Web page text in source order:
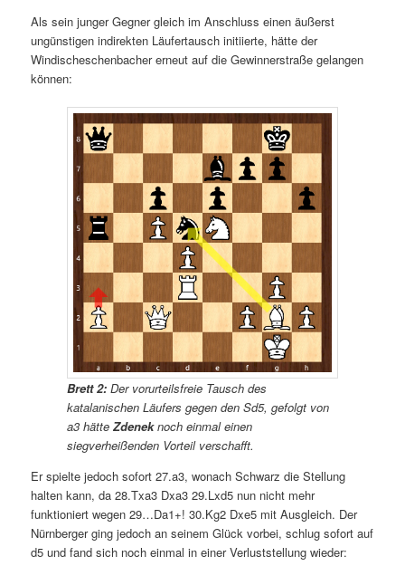
Als sein junger Gegner gleich im Anschluss einen äußerst
ungünstigen indirekten Läufertausch initiierte, hätte der
Windischeschenbacher erneut auf die Gewinnerstraße gelangen
können:
Brett 2: Der vorurteilsfreie Tausch des
katalanischen Läufers gegen den Sd5, gefolgt von
a3 hätteZdeneknoch einmal einen
siegverheißenden Vorteil verschafft.
Er spielte jedoch sofort 27.a3, wonach Schwarz die Stellung
halten kann, da 28.Txa3 Dxa3 29.Lxd5 nun nicht mehr
funktioniert wegen 29…Da1+! 30.Kg2 Dxe5 mit Ausgleich. Der
Nürnberger ging jedoch an seinem Glück vorbei, schlug sofort auf
d5 und fand sich noch einmal in einer Verluststellung wieder: